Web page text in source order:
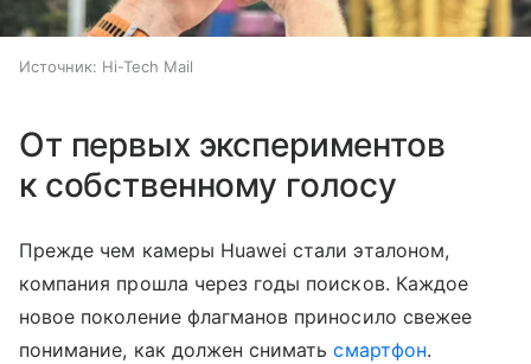
Источник: Hi-Tech Mail
От первых экспериментов
к собственному голосу
Прежде чем камеры Huawei стали эталоном,
компания прошла через годы поисков. Каждое
новое поколение флагманов приносило свежее
понимание, как должен сниматьсмартфон.